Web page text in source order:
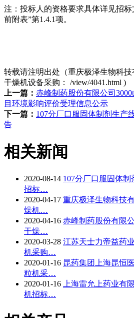
注：投标人的资格要求具体详见招
前附表”第1.4.1项。
转载请注明出处（重庆极泽生物科
干燥机设备采购：
/view/4041.html )
上一篇： 赤峰制药股份有限公司
目环境影响评价受理信息公示
下一篇： 107分厂口服固体制剂生产
告
相关新闻
2020-08-14 107分厂口服固体
招标…
2020-04-17 重庆极泽生物科技
燥机…
2020-04-16 赤峰制药股份有限
干燥…
2020-03-28 江苏天士力帝益药
机采购…
2020-01-16 昆药集团上海昆恒
粒机采…
2020-01-16
上海雷允上药业有
机招标…